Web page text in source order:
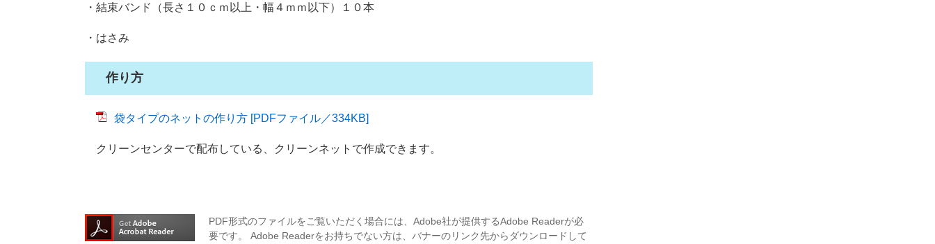
・結束バンド（長さ１０ｃｍ以上・幅４ｍｍ以下）１０本
・はさみ
作り方
袋タイプのネットの作り方 [PDFファイル／334KB]
クリーンセンターで配布している、クリーンネットで作成できます。
PDF形式のファイルをご覧いただく場合には、Adobe社が提供するAdobe Readerが必
要です。
Adobe Readerをお持ちでない方は、バナーのリンク先からダウンロードして